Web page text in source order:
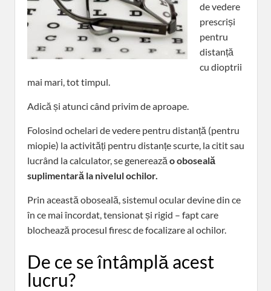
de vedere
prescriși
pentru
distanță
cu dioptrii
mai mari, tot timpul.
Adică și atunci când privim de aproape.
Folosind ochelari de vedere pentru distanță (pentru
miopie) la activități pentru distanțe scurte, la citit sau
lucrând la calculator, se generează o oboseală
suplimentară la nivelul ochilor.
Prin această oboseală, sistemul ocular devine din ce
în ce mai încordat, tensionat și rigid – fapt care
blochează procesul firesc de focalizare al ochilor.
De ce se întâmplă acest
lucru?